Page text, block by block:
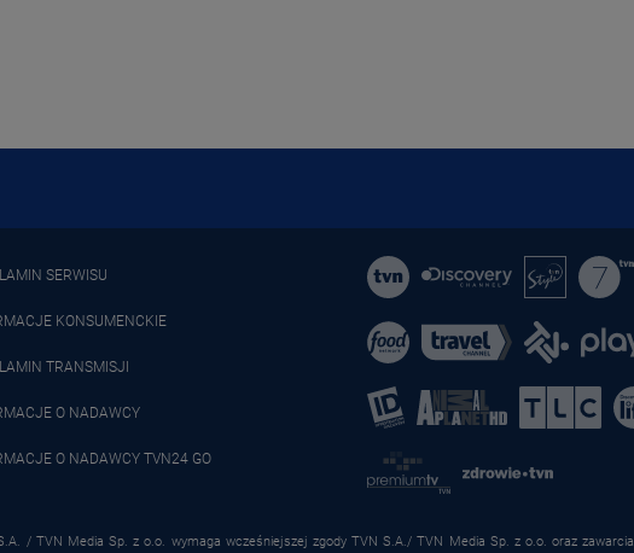
SERWISU
KONSUMENCKIE
TRANSMISJI
O NADAWCY
O NADAWCY TVN24 GO
/ TVN Media Sp. z o.o. wymaga wcześniejszej zgody TVN S.A./ TVN Media Sp. z o.o. oraz